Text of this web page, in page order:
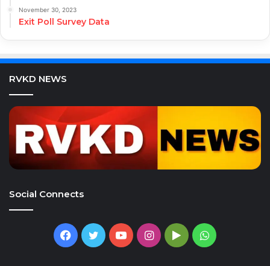
November 30, 2023
Exit Poll Survey Data
RVKD NEWS
Social Connects
Facebook
TwitterYouTubeInstagram
GoogleWhatsApp